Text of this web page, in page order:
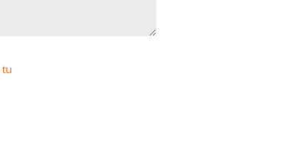
tu